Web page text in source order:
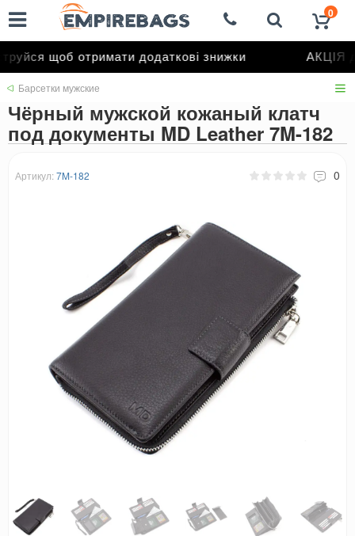
щоб отримати додаткові знижки АКЦІЯ
0
Барсетки мужские
Чёрный мужской кожаный клатч
под документы MD Leather 7M-182
Артикул: 7M-182 0